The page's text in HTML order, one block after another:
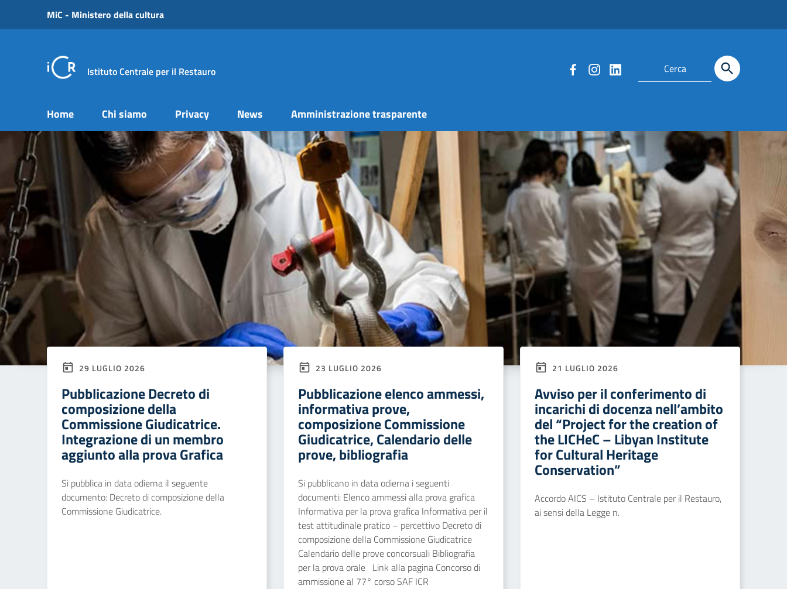
Vai ai contenuti
Vai al menu di navigazione
MiC - Ministero della cultura
Istituto Centrale per il Restauro
Home Chi siamo Privacy News Amministrazione trasparente
29 LUGLIO 2026
Pubblicazione Decreto di
composizione della
Commissione Giudicatrice.
Integrazione di un membro
aggiunto alla prova Grafica
Si pubblica in data odierna il seguente
documento: Decreto di composizione della
Commissione Giudicatrice.
23 LUGLIO 2026
Pubblicazione elenco ammessi,
informativa prove,
composizione Commissione
Giudicatrice, Calendario delle
prove, bibliografia
Si pubblicano in data odierna i seguenti
documenti: Elenco ammessi alla prova grafica
Informativa per la prova grafica Informativa per il
test attitudinale pratico – percettivo Decreto di
composizione della Commissione Giudicatrice
Calendario delle prove concorsuali Bibliografia
per la prova orale Link alla pagina Concorso di
ammissione al 77° corso SAF ICR
21 LUGLIO 2026
Avviso per il conferimento di
incarichi di docenza nell’ambito
del “Project for the creation of
the LICHeC – Libyan Institute
for Cultural Heritage
Conservation”
Accordo AICS – Istituto Centrale per il Restauro,
ai sensi della Legge n.